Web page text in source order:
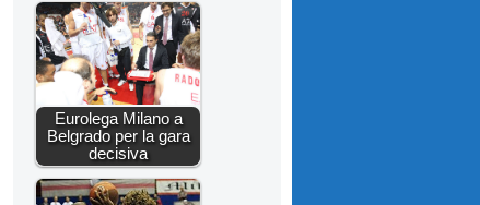
Eurolega Milano a
Belgrado per la gara
decisiva